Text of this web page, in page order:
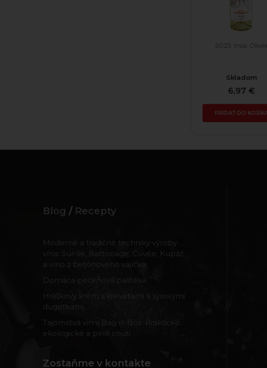
2025 Irsai Oliver
Skladom
6,97 €
PRIDAŤ DO KOŠÍKA
Blog / Recepty
Moderné a tradičné techniky výroby
vína: Sur-lie, Battonage, Cuvée, Kupáž
a víno z betónového vajíčka
Domáca pečeňová paštéka
Hráškový krém s krevetami a syrovými
dugetkami
Tajomstvá vín v Bag in Box: Praktické,
ekologické a plné chuti
Zostaňme v kontakte